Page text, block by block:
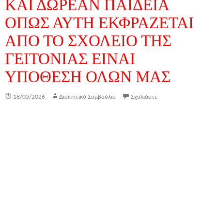
ΚΑΙ ΔΩΡΕΑΝ ΠΑΙΔΕΙΑ
ΟΠΩΣ ΑΥΤΗ ΕΚΦΡΑΖΕΤΑΙ
ΑΠΟ ΤΟ ΣΧΟΛΕΙΟ ΤΗΣ
ΓΕΙΤΟΝΙΑΣ ΕΙΝΑΙ
ΥΠΟΘΕΣΗ ΟΛΩΝ ΜΑΣ
18/05/2026 Διοικητικό Συμβούλιο Σχολιάστε